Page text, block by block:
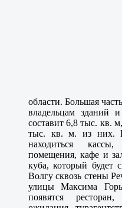
области. Большая
владельцам зданий
составит 6,8 тыс. кв.
тыс. кв. м. из них.
находиться
помещения, кафе и
куба, который будет
Волгу сквозь стены
улицы Максима
появятся